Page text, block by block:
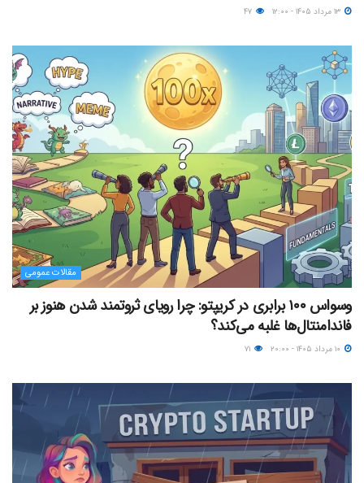
مقالات عمومی
وسواس ۱۰۰ برابری در کریپتو: چرا رویای ثروتمند شدن هنوز بر
فاندامنتال‌ها غلبه می‌کند؟